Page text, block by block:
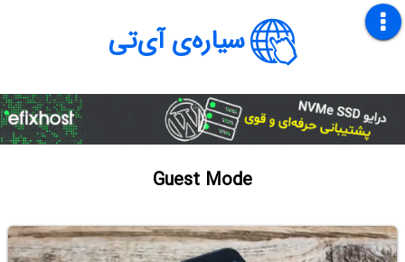
سیاره‌ی آی‌تی
Guest Mode